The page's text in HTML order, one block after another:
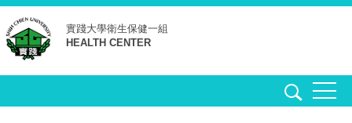
跳
到
主
要
實踐大學衛生保健一組
HEALTH CENTER